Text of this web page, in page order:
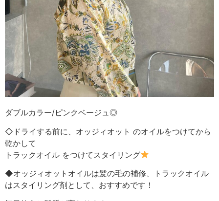
ダブルカラー/ピンクベージュ◎
◇ドライする前に、オッジィオット のオイルをつけてから
乾かして
トラックオイル をつけてスタイリング
◆オッジィオットオイルは髪の毛の補修、トラックオイル
はスタイリング剤として、おすすめです！